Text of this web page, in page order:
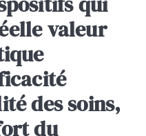
valeur
des soins,
du